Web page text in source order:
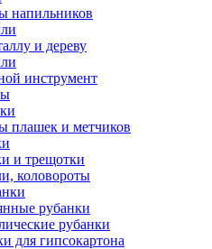
напильников
и дереву
инструмент
плашек и метчиков
и трещотки
коловороты
рубанки
рубанки
для гипсокартона